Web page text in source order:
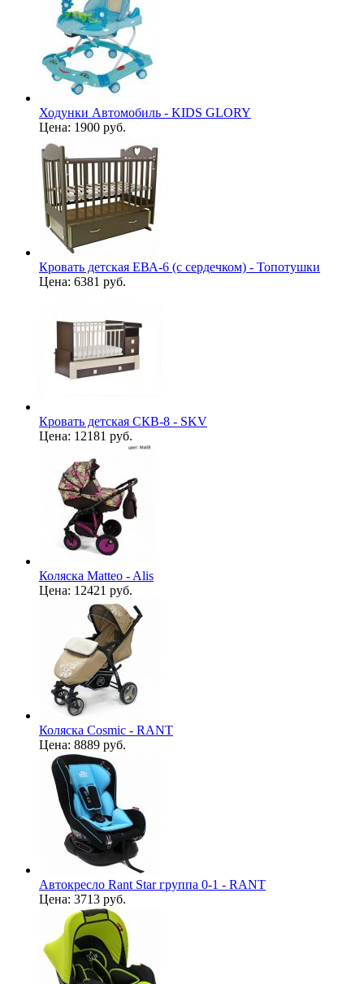
Ходунки Автомобиль - KIDS GLORY
Цена: 1900 руб.
Кровать детская ЕВА-6 (с сердечком) - Топотушки
Цена: 6381 руб.
Кровать детская СКВ-8 - SKV
Цена: 12181 руб.
Коляска Matteo - Alis
Цена: 12421 руб.
Коляска Cosmic - RANT
Цена: 8889 руб.
Автокресло Rant Star группа 0-1 - RANT
Цена: 3713 руб.